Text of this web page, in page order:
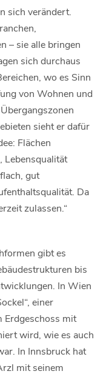
sich verändert.
– sie alle bringen
sich durchaus
wo es Sinn
von Wohnen und
sieht er dafür
Flächen
Lebensqualität
gut
Da
zulassen.“
gibt es
bis
In Wien
einer
Erdgeschoss mit
wird, wie es auch
In Innsbruck hat
mit seinem